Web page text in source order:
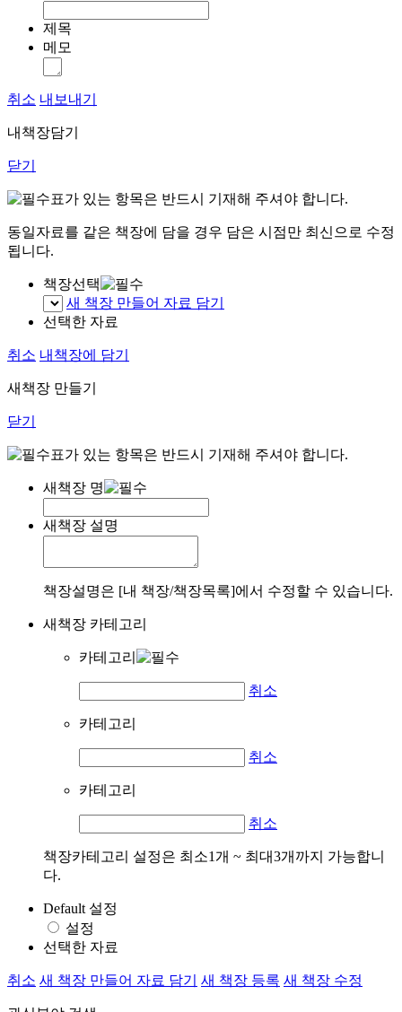
제목
메모
취소 내보내기
내책장담기
닫기
표가 있는 항목은 반드시 기재해 주셔야 합니다.
동일자료를 같은 책장에 담을 경우 담은 시점만 최신으로 수정
됩니다.
책장선택
새 책장 만들어 자료 담기
선택한 자료
취소 내책장에 담기
새책장 만들기
닫기
표가 있는 항목은 반드시 기재해 주셔야 합니다.
새책장 명
새책장 설명
책장설명은 [내 책장/책장목록]에서 수정할 수 있습니다.
새책장 카테고리
카테고리
취소
카테고리
취소
카테고리
취소
책장카테고리 설정은 최소1개 ~ 최대3개까지 가능합니
다.
Default 설정
설정
선택한 자료
취소 새 책장 만들어 자료 담기 새 책장 등록 새 책장 수정